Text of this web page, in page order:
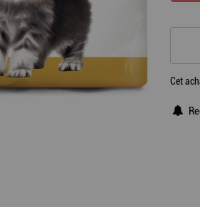
Cet